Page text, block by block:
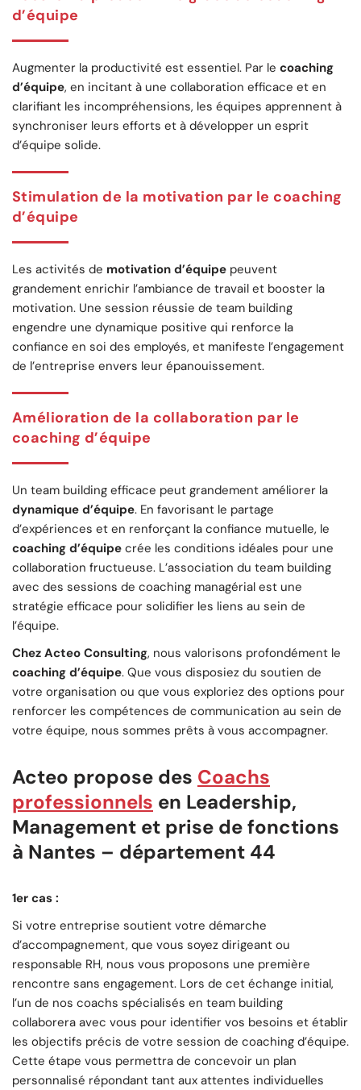
d’équipe
Augmenter la productivité est essentiel. Par le coaching
d’équipe, en incitant à une collaboration efficace et en
clarifiant les incompréhensions, les équipes apprennent à
synchroniser leurs efforts et à développer un esprit
d’équipe solide.
Stimulation de la motivation par le coaching
d’équipe
Les activités de motivation d’équipe peuvent
grandement enrichir l’ambiance de travail et booster la
motivation. Une session réussie de team building
engendre une dynamique positive qui renforce la
confiance en soi des employés, et manifeste l’engagement
de l’entreprise envers leur épanouissement.
Amélioration de la collaboration par le
coaching d’équipe
Un team building efficace peut grandement améliorer la
dynamique d’équipe. En favorisant le partage
d’expériences et en renforçant la confiance mutuelle, le
coaching d’équipe crée les conditions idéales pour une
collaboration fructueuse. L’association du team building
avec des sessions de coaching managérial est une
stratégie efficace pour solidifier les liens au sein de
l’équipe.
Chez Acteo Consulting, nous valorisons profondément le
coaching d’équipe. Que vous disposiez du soutien de
votre organisation ou que vous exploriez des options pour
renforcer les compétences de communication au sein de
votre équipe, nous sommes prêts à vous accompagner.
Acteo propose des Coachs
professionnels en Leadership,
Management et prise de fonctions
à Nantes – département 44
1er cas :
Si votre entreprise soutient votre démarche
d’accompagnement, que vous soyez dirigeant ou
responsable RH, nous vous proposons une première
rencontre sans engagement. Lors de cet échange initial,
l’un de nos coachs spécialisés en team building
collaborera avec vous pour identifier vos besoins et établir
les objectifs précis de votre session de coaching d’équipe.
Cette étape vous permettra de concevoir un plan
personnalisé répondant tant aux attentes individuelles